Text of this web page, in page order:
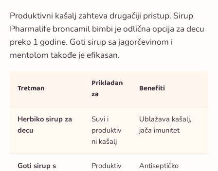
Produktivni kašalj zahteva drugačiji pristup. Sirup
Pharmalife broncamil bimbi je odlična opcija za decu
preko 1 godine. Goti sirup sa jagorčevinom i
mentolom takođe je efikasan.
Tretman
Prikladan
za
Benefiti
Herbiko sirup za
decu
Suvi i
produktiv
ni kašalj
Ublažava kašalj,
jača imunitet
Goti sirup s
Produktiv
Antiseptičko